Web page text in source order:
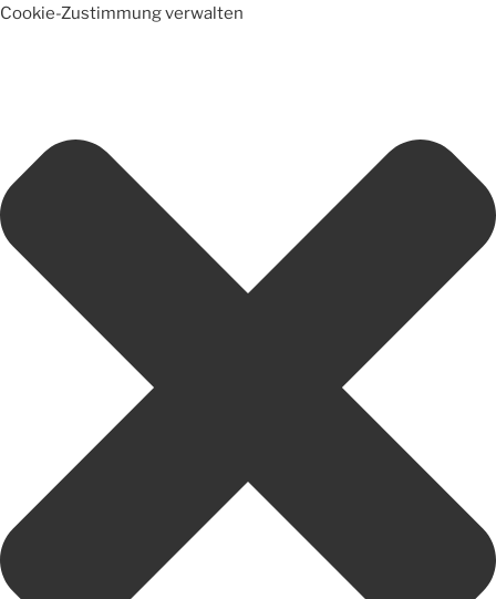
Cookie-Zustimmung verwalten